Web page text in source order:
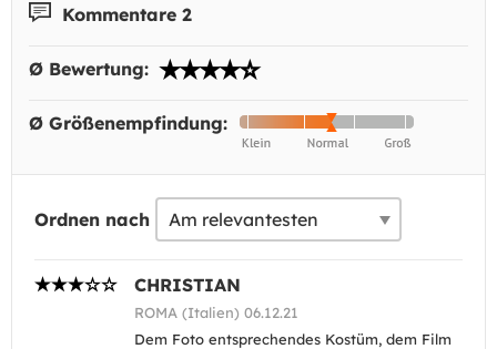
Kommentare 2
Ø Bewertung:
Ø Größenempfindung:
Ordnen nach
CHRISTIAN
ROMA (Italien) 06.12.21
Dem Foto entsprechendes Kostüm, dem Film